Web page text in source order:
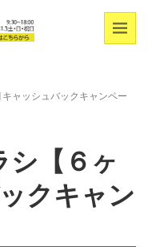
ャッシュバックキャンペー
シ【６ヶ
クキャン